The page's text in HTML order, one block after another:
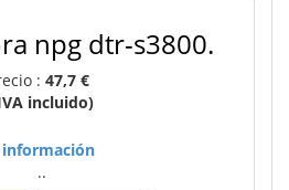
npg dtr-s3800.
: 47,7 €
incluido)
información
..